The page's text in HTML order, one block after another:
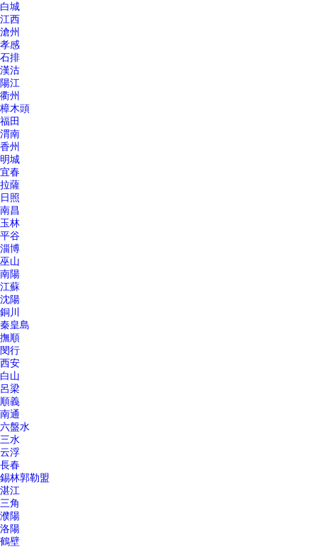
白城
江西
滄州
孝感
石排
漢沽
陽江
衢州
樟木頭
福田
渭南
香州
明城
宜春
拉薩
日照
南昌
玉林
平谷
淄博
巫山
南陽
江蘇
沈陽
銅川
秦皇島
撫順
閔行
西安
白山
呂梁
順義
南通
六盤水
三水
云浮
長春
錫林郭勒盟
湛江
三角
濮陽
洛陽
鶴壁